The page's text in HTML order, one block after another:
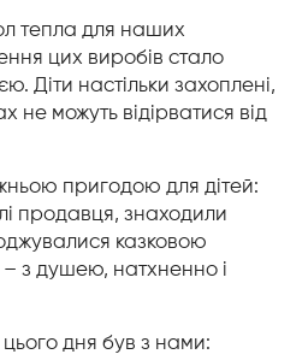
тепла для наших
цих виробів стало
Діти настільки захоплені,
не можуть відірватися від
пригодою для дітей:
продавця, знаходили
казковою
з душею, натхненно і
дня був з нами: